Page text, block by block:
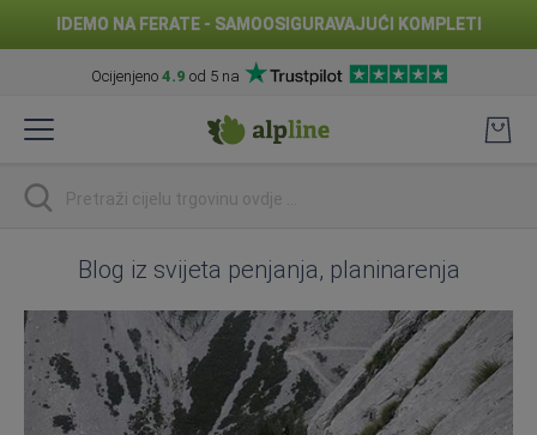
IDEMO NA FERATE - SAMOOSIGURAVAJUĆI KOMPLETI
Ocijenjeno 4.9 od 5 na
na
traži
Blog iz svijeta penjanja, planinarenja